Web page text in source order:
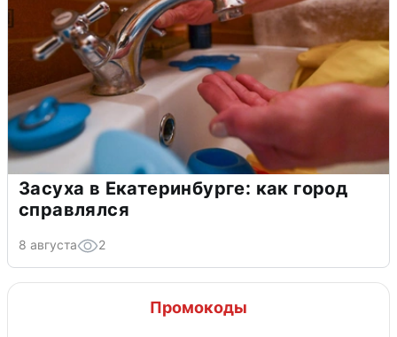
Засуха в Екатеринбурге: как город
справлялся
8 августа 2
Промокоды